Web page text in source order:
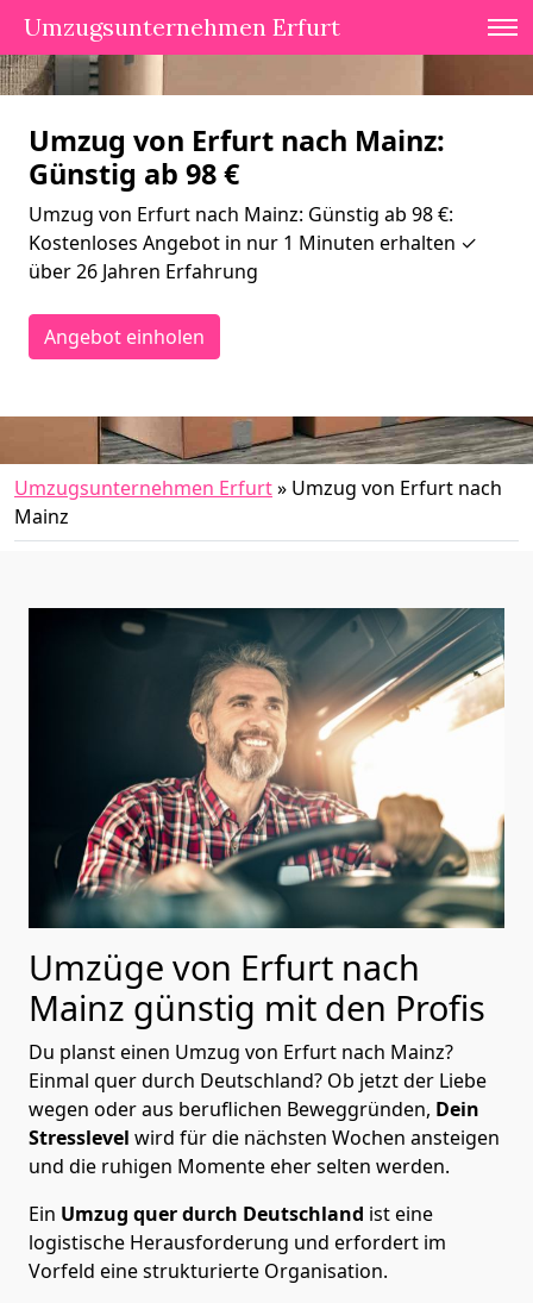
Umzugsunternehmen Erfurt
Umzug von Erfurt nach Mainz:
Günstig ab 98 €
Umzug von Erfurt nach Mainz: Günstig ab 98 €:
Kostenloses Angebot in nur 1 Minuten erhalten ✓
über 26 Jahren Erfahrung
Angebot einholen
Umzugsunternehmen Erfurt» Umzug von Erfurt nach
Mainz
Umzüge von Erfurt nach
Mainz günstig mit den Profis
Du planst einen Umzug von Erfurt nach Mainz?
Einmal quer durch Deutschland? Ob jetzt der Liebe
wegen oder aus beruflichen Beweggründen, Dein
Stresslevel wird für die nächsten Wochen ansteigen
und die ruhigen Momente eher selten werden.
Ein Umzug quer durch Deutschland ist eine
logistische Herausforderung und erfordert im
Vorfeld eine strukturierte Organisation.